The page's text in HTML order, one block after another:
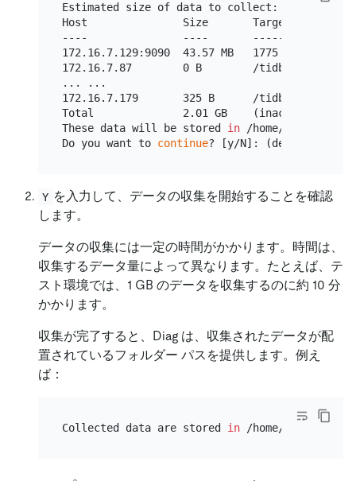
Estimated size of data to collect:
Host               Size       Target
----               ----       ------
172.16.7.129:9090  43.57 MB   1775 metrics,
172.16.7.87        0 B        /tidb-deploy/
... ...
172.16.7.179       325 B      /tidb-deploy/
Total              2.01 GB    (inaccurate)
These data will be stored in /home/user/diag-
Do you want to continue
Y を入力して、データの収集を開始することを確認
します。
データの収集には一定の時間がかかります。時間は、
収集するデータ量によって異なります。たとえば、テ
スト環境では、1 GB のデータを収集するのに約 10 分
かかります。
収集が完了すると、Diag は、収集されたデータが配
置されているフォルダー パスを提供します。例え
ば：
Collected data are stored in